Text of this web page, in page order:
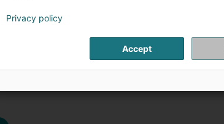
Privacy policy
Accept